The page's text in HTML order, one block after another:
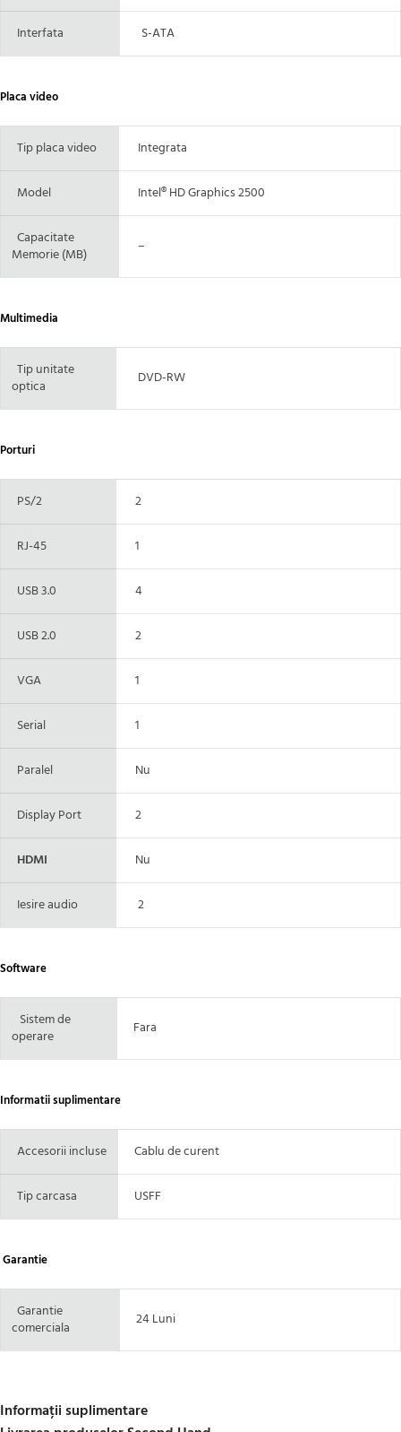
Interfata S-ATA
Placa video
Tip placa video Integrata
Model Intel® HD Graphics 2500
Capacitate
Memorie (MB)
–
Multimedia
Tip unitate
optica
DVD-RW
Porturi
PS/2 2
RJ-45 1
USB 3.0 4
USB 2.0 2
VGA 1
Serial 1
Paralel Nu
Display Port 2
HDMI Nu
Iesire audio 2
Software
Sistem de
operare
Fara
Informatii suplimentare
Accesorii incluse Cablu de curent
Tip carcasa USFF
Garantie
Garantie
comerciala
24 Luni
Informații suplimentare